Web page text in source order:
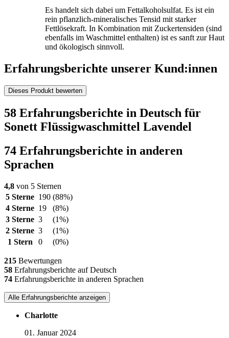
Es handelt sich dabei um Fettalkoholsulfat. Es ist ein
rein pflanzlich-mineralisches Tensid mit starker
Fettlösekraft. In Kombination mit Zuckertensiden (sind
ebenfalls im Waschmittel enthalten) ist es sanft zur Haut
und ökologisch sinnvoll.
Erfahrungsberichte unserer Kund:innen
Dieses Produkt bewerten
58 Erfahrungsberichte in Deutsch für
Sonett Flüssigwaschmittel Lavendel
74 Erfahrungsberichte in anderen
Sprachen
4,8 von 5 Sternen
5 Sterne 190 (88%)
4 Sterne 19
(8%)
3 Sterne 3
(1%)
2 Sterne 3
(1%)
1 Stern
0 (0%)
215 Bewertungen
58 Erfahrungsberichte auf Deutsch
74 Erfahrungsberichte in anderen Sprachen
Alle Erfahrungsberichte anzeigen
Charlotte
01. Januar 2024